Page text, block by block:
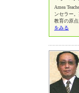
Amea
ンセラー
教育の原
をみる